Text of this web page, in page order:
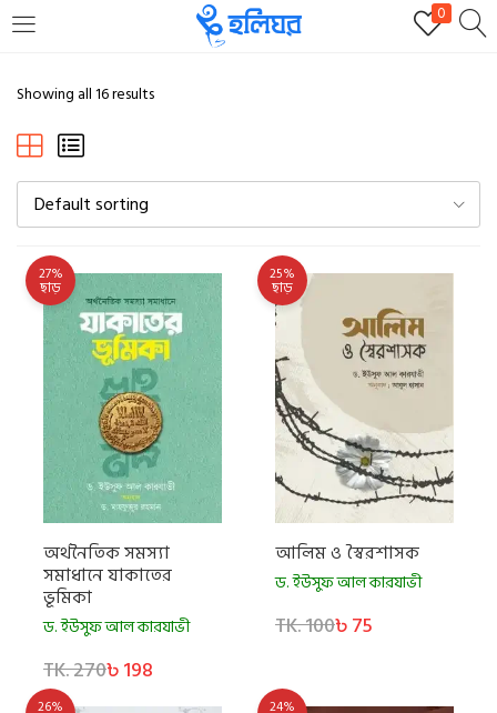
0
REGISTER
Remember me
Lost password?
Showing all 16 results
Default sorting
27%
ছাড়
অর্থনৈতিক সমস্যা
সমাধানে যাকাতের
ভূমিকা
ড. ইউসুফ আল কারযাভী
TK. 270৳ 198
25%
ছাড়
আলিম ও স্বৈরশাসক
ড. ইউসুফ আল কারযাভী
TK. 100৳ 75
26% 24%